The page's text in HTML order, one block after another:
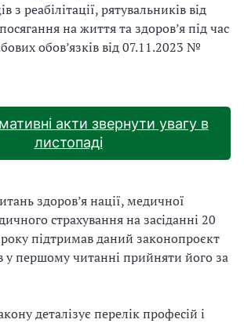
з реабілітації, рятувальників від
на життя та здоров’я під час
обов’язків від 07.11.2023 №
акти звернути увагу в
листопаді
здоров’я нації, медичної
страхування на засіданні 20
підтримав даний законопроєкт
у першому читанні прийняти його за
деталізує перелік професій і